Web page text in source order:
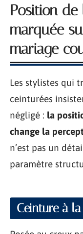
Position
marquée
mariage
Les stylistes qui
ceinturées
négligé : la
change la
n’est pas un
paramètre
Ceinture à